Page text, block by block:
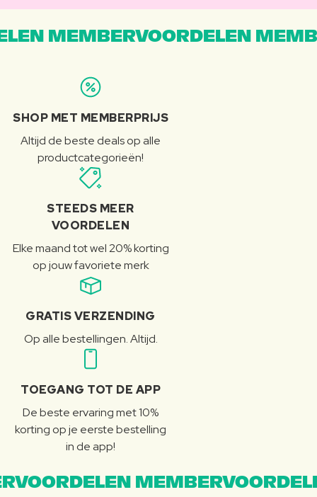
MEMBERVOORDELEN
SHOP MET MEMBERPRIJS
Altijd de beste deals op alle
productcategorieën!
STEEDS MEER
VOORDELEN
Elke maand tot wel 20% korting
op jouw favoriete merk
GRATIS VERZENDING
Op alle bestellingen. Altijd.
TOEGANG TOT DE APP
De beste ervaring met 10%
korting op je eerste bestelling
in de app!